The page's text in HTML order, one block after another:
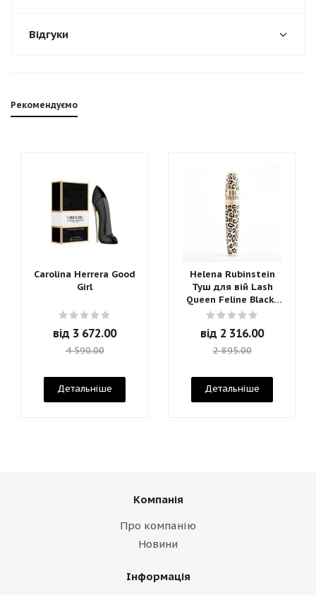
Відгуки
Рекомендуємо
Carolina Herrera Good
Girl
від 3 672.00
4 590.00
Детальніше
Helena Rubinstein
Туш для вій Lash
Queen Feline Blacks
Mascara
від 2 316.00
2 895.00
Детальніше
Компанія
Про компанію
Новини
Інформація